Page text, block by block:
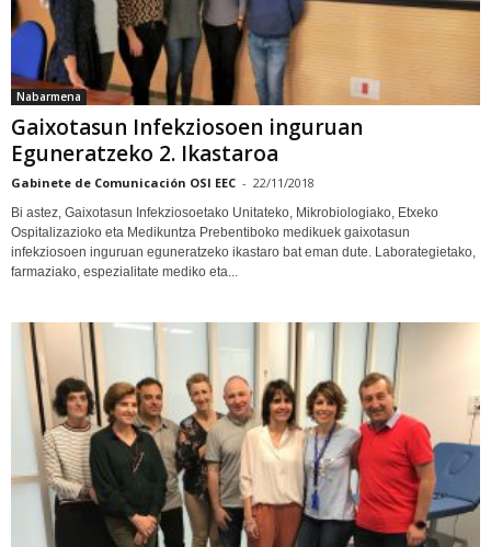
Nabarmena
Gaixotasun Infekziosoen inguruan
Eguneratzeko 2. Ikastaroa
Gabinete de Comunicación OSI EEC - 22/11/2018
Bi astez, Gaixotasun Infekziosoetako Unitateko, Mikrobiologiako, Etxeko
Ospitalizazioko eta Medikuntza Prebentiboko medikuek gaixotasun
infekziosoen inguruan eguneratzeko ikastaro bat eman dute. Laborategietako,
farmaziako, espezialitate mediko eta...